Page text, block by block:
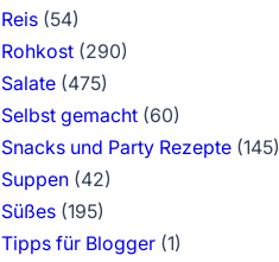
Reis(54)
Rohkost(290)
Salate(475)
Selbst gemacht(60)
Snacks und Party Rezepte(145)
Suppen(42)
Süßes(195)
Tipps für Blogger(1)